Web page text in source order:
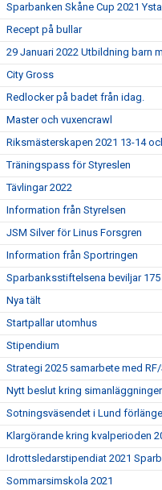
Sparbanken Skåne Cup 2021
Recept på bullar
29 Januari 2022 Utbildning barn
City Gross
Redlocker på badet från idag.
Master och vuxencrawl
Riksmästerskapen 2021 13-14
Träningspass för Styreslen
Tävlingar 2022
Information från Styrelsen
JSM Silver för Linus Forsgren
Information från Sportringen
Sparbanksstiftelsena beviljar 175
Nya tält
Startpallar utomhus
Stipendium
Strategi 2025 samarbete med
Nytt beslut kring
Sotningsväsendet i Lund
Klargörande kring kvalperioden
Idrottsledarstipendiat 2021
Sommarsimskola 2021